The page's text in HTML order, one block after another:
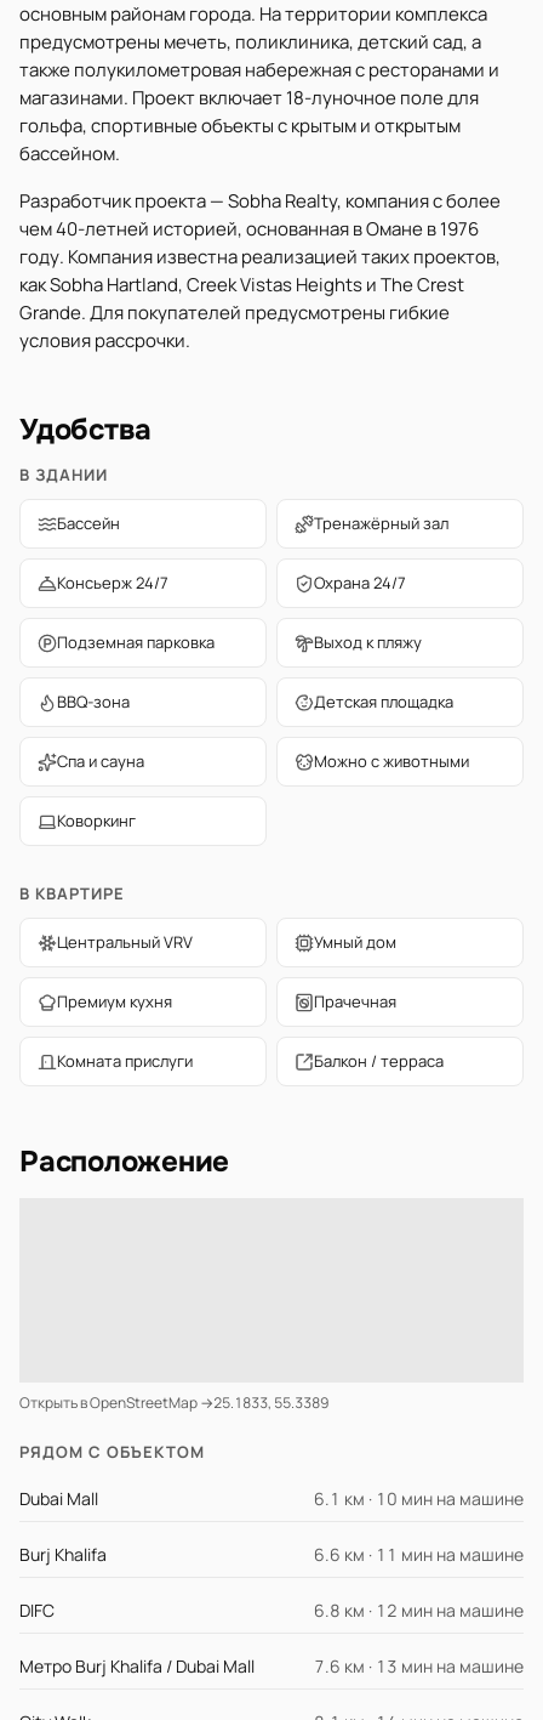
основным районам города. На территории комплекса
предусмотрены мечеть, поликлиника, детский сад, а
также полукилометровая набережная с ресторанами и
магазинами. Проект включает 18-луночное поле для
гольфа, спортивные объекты с крытым и открытым
бассейном.
Разработчик проекта — Sobha Realty, компания с более
чем 40-летней историей, основанная в Омане в 1976
году. Компания известна реализацией таких проектов,
как Sobha Hartland, Creek Vistas Heights и The Crest
Grande. Для покупателей предусмотрены гибкие
условия рассрочки.
Удобства
В ЗДАНИИ
Бассейн Тренажёрный зал
Консьерж 24/7 Охрана 24/7
Подземная парковка Выход к пляжу
BBQ-зона Детская площадка
Спа и сауна Можно с животными
Коворкинг
В КВАРТИРЕ
Центральный VRV Умный дом
Премиум кухня Прачечная
Комната прислуги Балкон / терраса
Расположение
Открыть в OpenStreetMap →25.1833, 55.3389
РЯДОМ С ОБЪЕКТОМ
Dubai Mall 6.1 км · 10 мин на машине
Burj Khalifa 6.6 км · 11 мин на машине
DIFC 6.8 км · 12 мин на машине
Метро Burj Khalifa / Dubai Mall 7.6 км · 13 мин на машине